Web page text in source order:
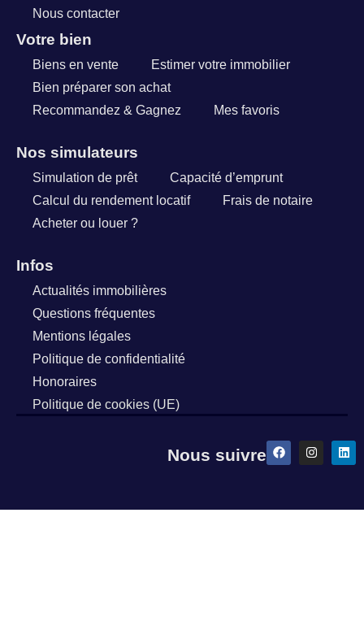
Nous contacter
Votre bien
Biens en vente
Estimer votre immobilier
Bien préparer son achat
Recommandez & Gagnez
Mes favoris
Nos simulateurs
Simulation de prêt
Capacité d’emprunt
Calcul du rendement locatif
Frais de notaire
Acheter ou louer ?
Infos
Actualités immobilières
Questions fréquentes
Mentions légales
Politique de confidentialité
Honoraires
Politique de cookies (UE)
Nous suivre